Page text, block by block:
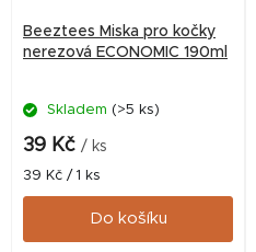
Beeztees Miska pro kočky
nerezová ECONOMIC 190ml
Skladem (>5 ks)
39 Kč / ks
Měrná
cena:
39 Kč / 1 ks
Do košíku